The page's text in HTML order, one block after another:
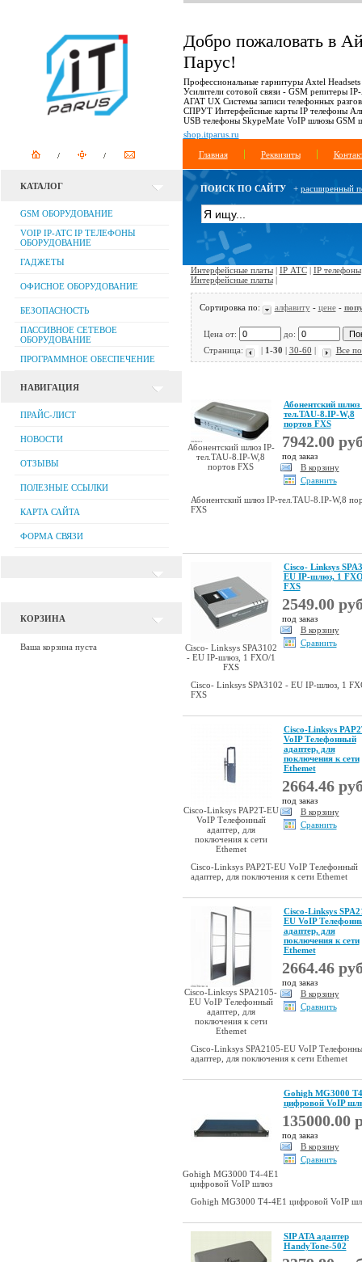
Добро пожаловать в
Парус!
Профессиональные гарнитуры Axtel Headsets
Усилители сотовой связи - GSM репитеры
АГАТ UX Системы записи телефонных
СПРУТ Интерфейсные карты IP телефоны
USB телефоны SkypeMate VoIP шлюзы GSM
shop.itparus.ru
Главная Реквизиты
КАТАЛОГ
GSM ОБОРУДОВАНИЕ
VOIP IP-АТС IP ТЕЛЕФОНЫ
ОБОРУДОВАНИЕ
ГАДЖЕТЫ
ОФИСНОЕ ОБОРУДОВАНИЕ
БЕЗОПАСНОСТЬ
ПАССИВНОЕ СЕТЕВОЕ
ОБОРУДОВАНИЕ
ПРОГРАММНОЕ ОБЕСПЕЧЕНИЕ
НАВИГАЦИЯ
ПРАЙС-ЛИСТ
НОВОСТИ
ОТЗЫВЫ
ПОЛЕЗНЫЕ ССЫЛКИ
КАРТА САЙТА
ФОРМА СВЯЗИ
КОРЗИНА
Ваша корзина пуста
ПОИСК ПО САЙТУ+ расширенный
Интерфейсные платы| IP АТС| IP телефоны
Интерфейсные платы|
Сортировка по: алфавиту- цене-
Цена от:
до:
Страница:
| 1-30 | 30-60 | Все
Абонентский шлюз IP-
тел.TAU-8.IP-W,8
портов FXS
Абонентский шлюз
тел.TAU-8.IP-W,8
портов FXS
7942.00
под заказ
В корзину
Сравнить
Абонентский шлюз IP-тел.TAU-8.IP-W,8
FXS
Cisco- Linksys SPA3102
- EU IP-шлюз, 1 FXO/1
FXS
Cisco- Linksys
EU IP-шлюз, 1
FXS
2549.00
под заказ
В корзину
Сравнить
Cisco- Linksys SPA3102 - EU IP-шлюз, 1
FXS
Cisco-Linksys PAP2T-EU
VoIP Телефонный
адаптер, для
поключения к сети
Ethemet
Cisco-Linksys
VoIP Телефонный
адаптер, для
поключения к сети
Ethemet
2664.46
под заказ
В корзину
Сравнить
Cisco-Linksys PAP2T-EU VoIP Телефонный
адаптер, для поключения к сети Ethemet
Cisco-Linksys SPA2105-
EU VoIP Телефонный
адаптер, для
поключения к сети
Ethemet
Cisco-Linksys
EU VoIP
адаптер, для
поключения к сети
Ethemet
2664.46
под заказ
В корзину
Сравнить
Cisco-Linksys SPA2105-EU VoIP
адаптер, для поключения к сети Ethemet
Gohigh MG3000 T4-4E1
цифровой VoIP шлюз
Gohigh MG3000
цифровой VoIP
135000.00
под заказ
В корзину
Сравнить
Gohigh MG3000 T4-4E1 цифровой VoIP
SIP ATA aдаптер
HandyTone-502